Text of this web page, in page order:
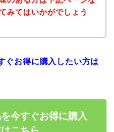
みてはいかがでしょう
ぐお得に購入したい方は
今すぐお得に購入